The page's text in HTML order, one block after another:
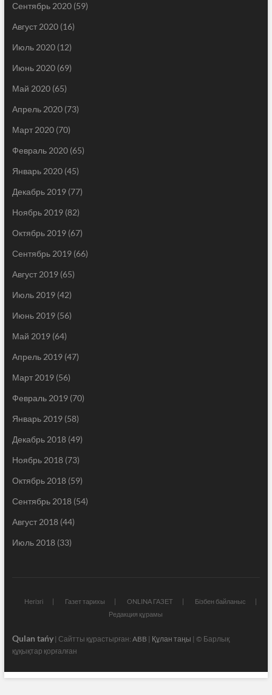
Сентябрь 2020(59)
Август 2020(16)
Июль 2020(12)
Июнь 2020(69)
Май 2020(65)
Апрель 2020(73)
Март 2020(70)
Февраль 2020(65)
Январь 2020(45)
Декабрь 2019(77)
Ноябрь 2019(82)
Октябрь 2019(67)
Сентябрь 2019(66)
Август 2019(65)
Июль 2019(42)
Июнь 2019(56)
Май 2019(64)
Апрель 2019(47)
Март 2019(56)
Февраль 2019(70)
Январь 2019(58)
Декабрь 2018(49)
Ноябрь 2018(73)
Октябрь 2018(59)
Сентябрь 2018(54)
Август 2018(44)
Июль 2018(33)
Негізгі Газет тарихы ONLINA ГАЗЕТ
Бізбен байланыс
Редакция құрамы
Qulan tańy| Сайтты құрастырған: ABB | Құлан таңы | © Барлық
құқықтар қорғалған